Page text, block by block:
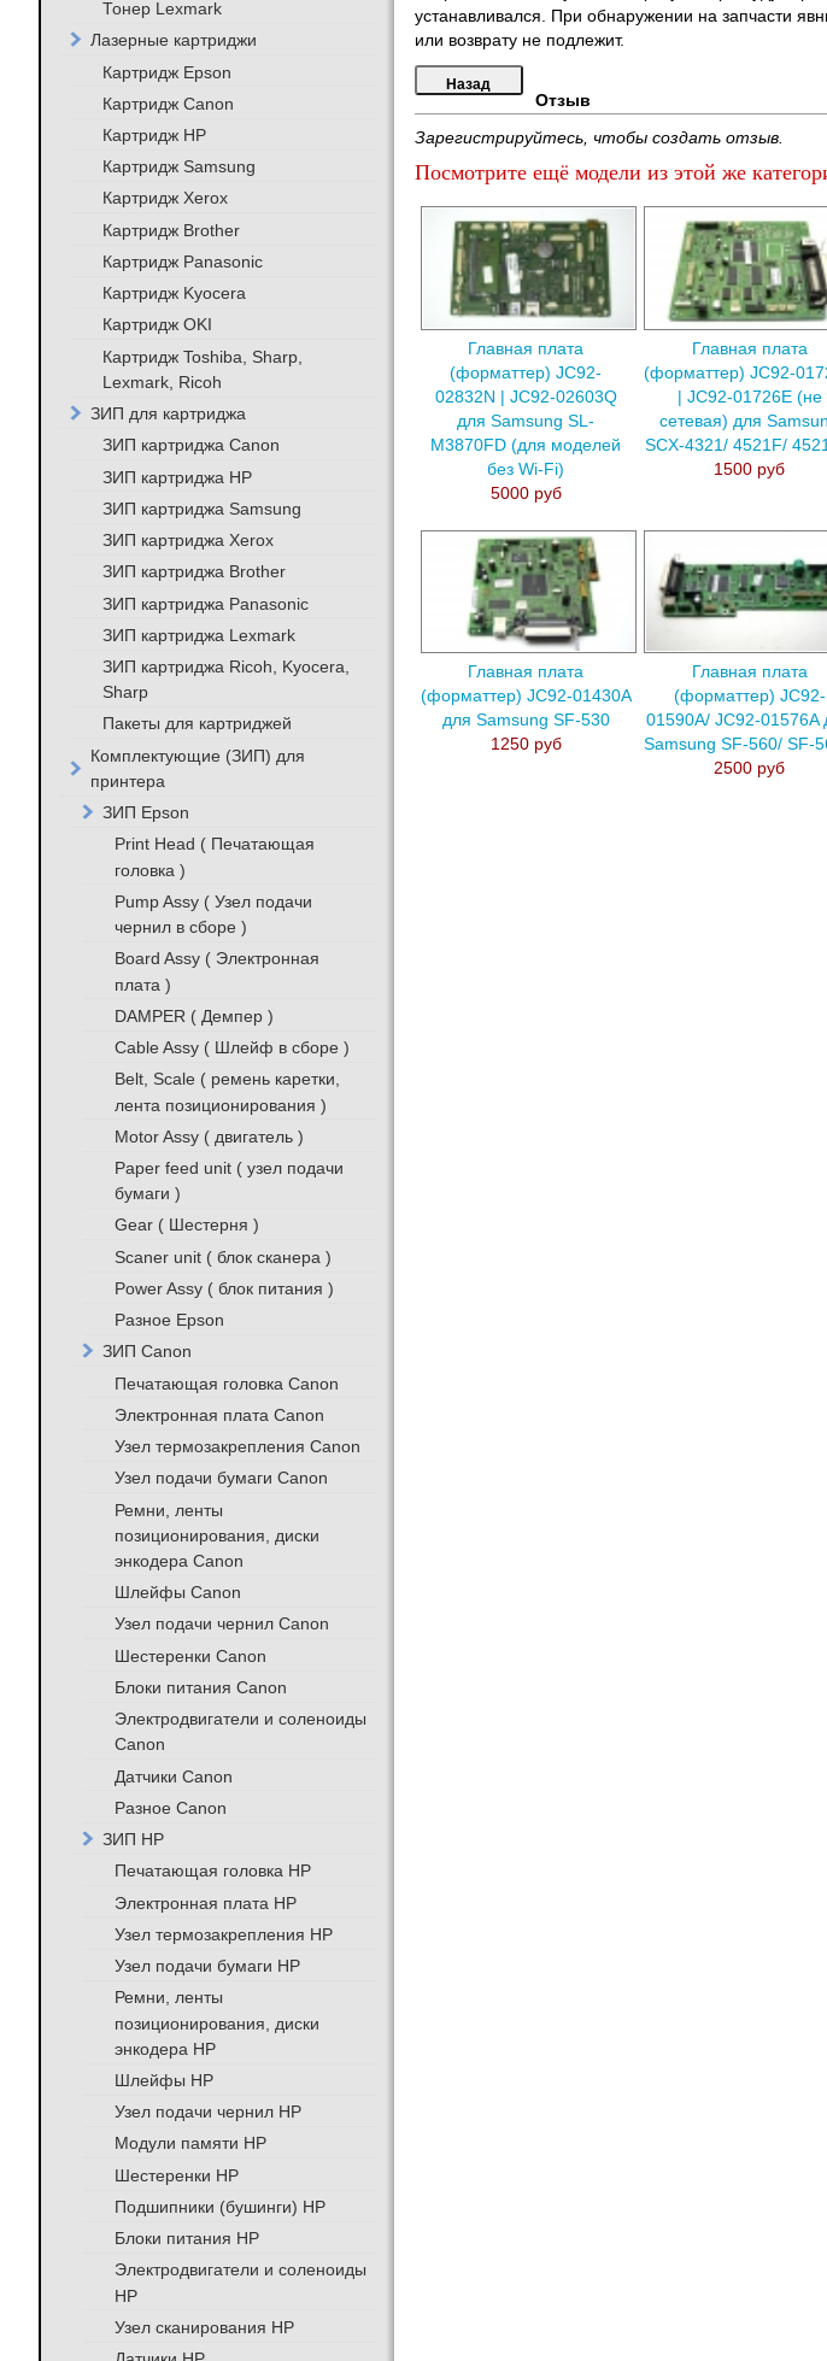
устанавливался. При обнаружении на запчасти
или возврату не подлежит.
Отзыв
Зарегистрируйтесь, чтобы создать отзыв.
Посмотрите ещё модели из этой же
Главная плата
(форматтер) JC92-
02832N | JC92-02603Q
для Samsung SL-
M3870FD (для моделей
без Wi-Fi)
5000 руб
Главная плата
(форматтер) JC92-
| JC92-01726E (не
сетевая) для
SCX-4321/ 4521F/
1500 руб
Главная плата
(форматтер) JC92-01430A
для Samsung SF-530
1250 руб
Главная плата
(форматтер) JC92-
01590A/ JC92-01576A
Samsung SF-560/ SF-
2500 руб
Тонер Lexmark
Лазерные картриджи
Картридж Epson
Картридж Canon
Картридж HP
Картридж Samsung
Картридж Xerox
Картридж Brother
Картридж Panasonic
Картридж Kyocera
Картридж OKI
Картридж Toshiba, Sharp,
Lexmark, Ricoh
ЗИП для картриджа
ЗИП картриджа Canon
ЗИП картриджа HP
ЗИП картриджа Samsung
ЗИП картриджа Xerox
ЗИП картриджа Brother
ЗИП картриджа Panasonic
ЗИП картриджа Lexmark
ЗИП картриджа Ricoh, Kyocera,
Sharp
Пакеты для картриджей
Комплектующие (ЗИП) для
принтера
ЗИП Epson
Print Head ( Печатающая
головка )
Pump Assy ( Узел подачи
чернил в сборе )
Board Assy ( Электронная
плата )
DAMPER ( Демпер )
Cable Assy ( Шлейф в сборе )
Belt, Scale ( ремень каретки,
лента позиционирования )
Motor Assy ( двигатель )
Paper feed unit ( узел подачи
бумаги )
Gear ( Шестерня )
Scaner unit ( блок сканера )
Power Assy ( блок питания )
Разное Epson
ЗИП Canon
Печатающая головка Canon
Электронная плата Canon
Узел термозакрепления Canon
Узел подачи бумаги Canon
Ремни, ленты
позиционирования, диски
энкодера Canon
Шлейфы Canon
Узел подачи чернил Canon
Шестеренки Canon
Блоки питания Canon
Электродвигатели и соленоиды
Canon
Датчики Canon
Разное Canon
ЗИП HP
Печатающая головка HP
Электронная плата HP
Узел термозакрепления HP
Узел подачи бумаги HP
Ремни, ленты
позиционирования, диски
энкодера HP
Шлейфы HP
Узел подачи чернил HP
Модули памяти HP
Шестеренки HP
Подшипники (бушинги) HP
Блоки питания HP
Электродвигатели и соленоиды
HP
Узел сканирования HP